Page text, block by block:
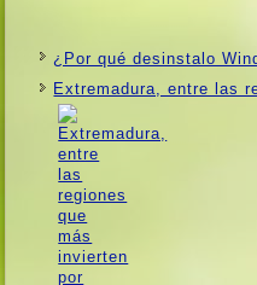
¿Por qué desinstalo
Extremadura, entre las